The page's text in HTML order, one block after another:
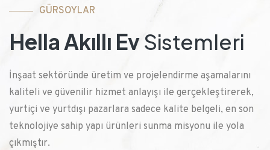
GÜRSOYLAR
Hella Akıllı EvSistemleri
İnşaat sektöründe üretim ve projelendirme aşamalarını
kaliteli ve güvenilir hizmet anlayışı ile gerçekleştirerek,
yurtiçi ve yurtdışı pazarlara sadece kalite belgeli, en son
teknolojiye sahip yapı ürünleri sunma misyonu ile yola
çıkmıştır.